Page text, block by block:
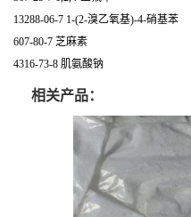
13288-06-7 1-(2-溴乙氧基)-4-硝基苯
607-80-7 芝麻素
4316-73-8 肌氨酸钠
相关产品：